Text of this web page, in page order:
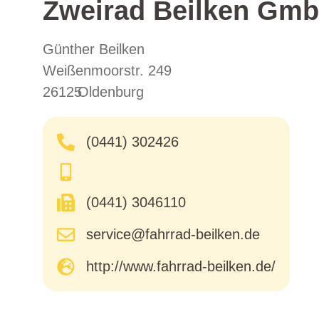
Zweirad Beilken
Günther Beilken
Weißenmoorstr. 249
26125Oldenburg
(0441) 302426
(0441) 3046110
service@fahrrad-beilken.de
http://www.fahrrad-beilken.de/